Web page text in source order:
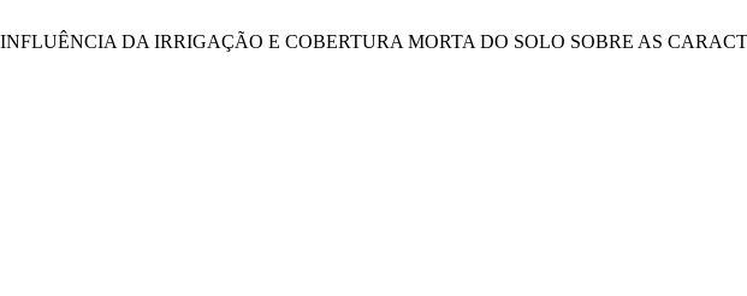
INFLUÊNCIA DA IRRIGAÇÃO E COBERTURA MORTA DO SOLO SOBRE AS